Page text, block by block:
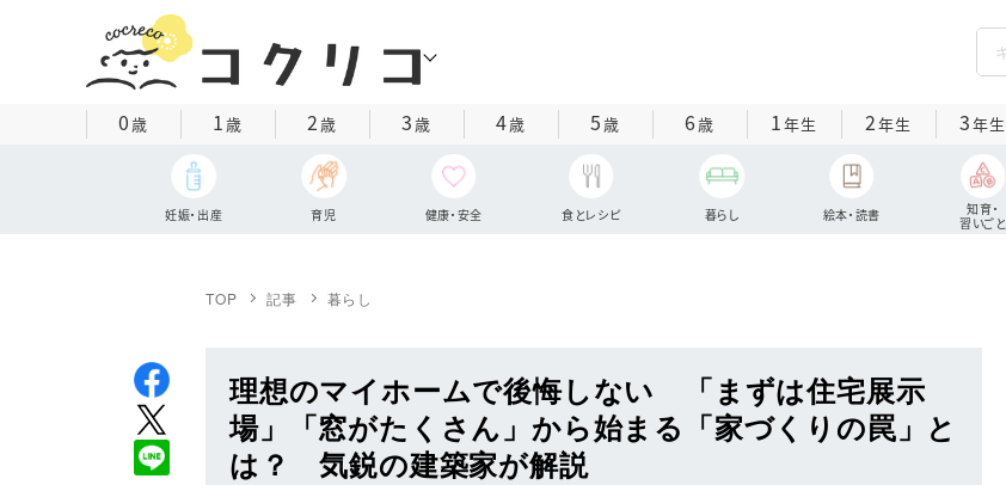
0歳 1歳 2歳 3歳 4歳 5歳 6歳 1年生 2年生 3年生
妊娠・出産 育児 健康・安全 食とレシピ 暮らし 絵本・読書
知育・
習いごと
TOP 記事 暮らし
理想のマイホームで後悔しない 「まずは住宅展示
場」「窓がたくさん」から始まる「家づくりの罠」と
は？ 気鋭の建築家が解説